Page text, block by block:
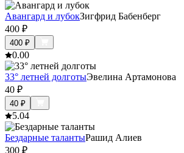
Авангард и лубокЗигфрид Бабенберг
400 ₽
400 ₽
0.00
33° летней долготыЭвелина Артамонова
40 ₽
40 ₽
5.04
Бездарные талантыРашид Алиев
300 ₽